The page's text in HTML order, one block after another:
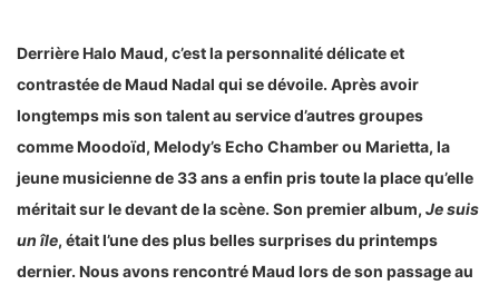
Derrière Halo Maud, c’est la personnalité délicate et
contrastée de Maud Nadal qui se dévoile. Après avoir
longtemps mis son talent au service d’autres groupes
comme Moodoïd, Melody’s Echo Chamber ou Marietta, la
jeune musicienne de 33 ans a enfin pris toute la place qu’elle
méritait sur le devant de la scène. Son premier album, Je suis
un île, était l’une des plus belles surprises du printemps
dernier. Nous avons rencontré Maud lors de son passage au